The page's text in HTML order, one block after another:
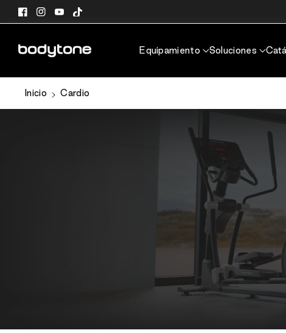
directamente
al contenido
Facebook
Instagram
YouTube
TikTok
Equipamiento Soluciones
Inicio Cardio